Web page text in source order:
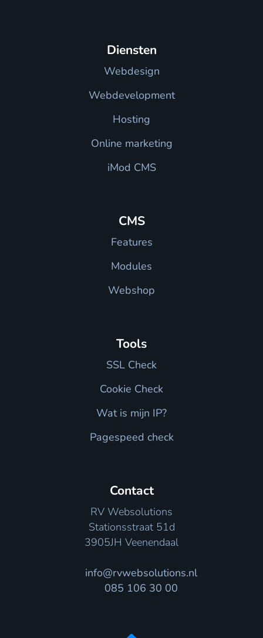
Diensten
Webdesign
Webdevelopment
Hosting
Online marketing
iMod CMS
CMS
Features
Modules
Webshop
Tools
SSL Check
Cookie Check
Wat is mijn IP?
Pagespeed check
Contact
RV Websolutions
Stationsstraat 51d
3905JH Veenendaal
info@rvwebsolutions.nl
085 106 30 00